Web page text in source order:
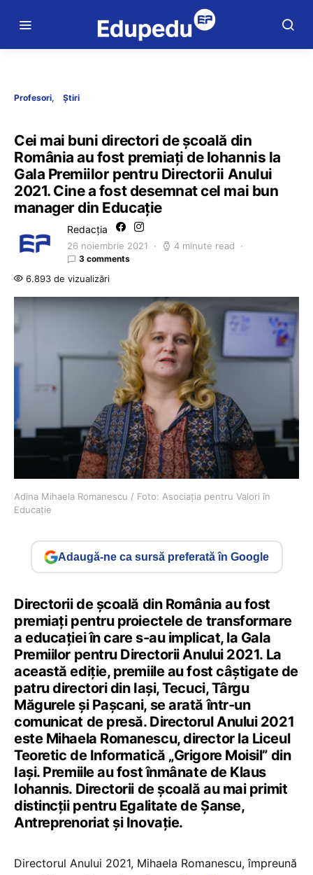
Profesori Știri
Cei mai buni directori de școală din
România au fost premiați de Iohannis la
Gala Premiilor pentru Directorii Anului
2021. Cine a fost desemnat cel mai bun
manager din Educație
Redacția
26 noiembrie 2021 4 minute read
3 comments
6.893 de vizualizări
Adina Mihaela Romanescu / Foto: Asociaţia pentru Valori în
Educaţie
Adaugă-ne ca sursă preferată în Google
Directorii de şcoală din România au fost
premiaţi pentru proiectele de transformare
a educaţiei în care s-au implicat, la Gala
Premiilor pentru Directorii Anului 2021. La
această ediţie, premiile au fost câştigate de
patru directori din Iaşi, Tecuci, Târgu
Măgurele şi Paşcani, se arată într-un
comunicat de presă. Directorul Anului 2021
este Mihaela Romanescu, director la Liceul
Teoretic de Informatică „Grigore Moisil” din
Iaşi. Premiile au fost înmânate de Klaus
Iohannis. Directorii de şcoală au mai primit
distincții pentru Egalitate de Şanse,
Antreprenoriat şi Inovaţie.
Directorul Anului 2021, Mihaela Romanescu, împreună